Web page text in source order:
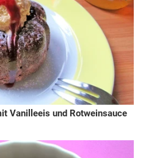
Vanilleeis und Rotweinsauce